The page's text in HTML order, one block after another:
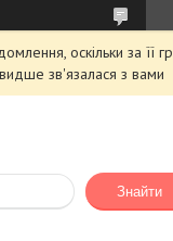
оскільки за її
зв'язалася з вами
Знайти